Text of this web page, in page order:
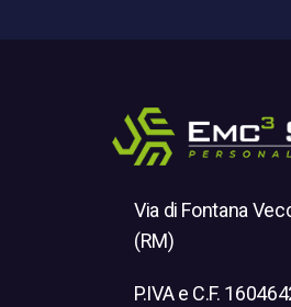
Via di Fontana
(RM)
P.IVA e C.F.